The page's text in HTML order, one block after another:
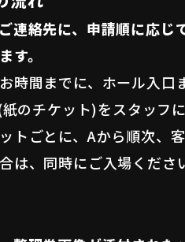
連絡先に、申請順に応じ
す。
時間までに、ホール入口
のチケット)をスタッフ
トごとに、Aから順次、
、同時にご入場くださ